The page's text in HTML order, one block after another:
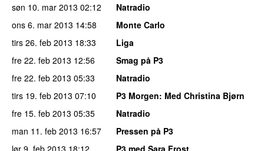
søn 10. mar 2013 02:12
Natradio
ons 6. mar 2013 14:58
Monte Carlo
tirs 26. feb 2013 18:33
Liga
fre 22. feb 2013 12:56
Smag på P3
fre 22. feb 2013 05:33
Natradio
tirs 19. feb 2013 07:10 P3 Morgen: Med Christina Bjørn
fre 15. feb 2013 05:35
Natradio
man 11. feb 2013 16:57
Pressen på P3
lør 9. feb 2013 18:12 P3 med Sara Frost